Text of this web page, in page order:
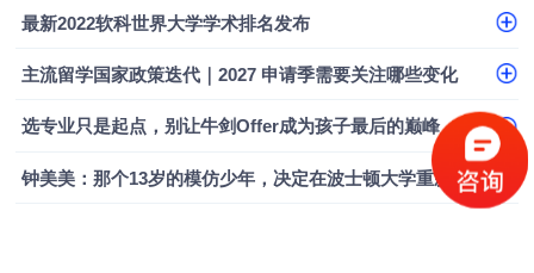
融会计硕士实录
​恭喜Z同学荣获剑桥大学录取
最新2022软科世界大学学术排名发布
主流留学国家政策迭代｜2027 申请季需要关注哪些变化
选专业只是起点，别让牛剑Offer成为孩子最后的巅峰
钟美美：那个13岁的模仿少年，决定在波士顿大学重新定义自己